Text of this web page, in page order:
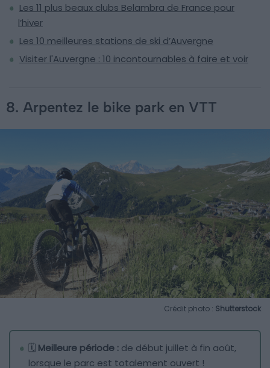
Les 11 plus beaux clubs Belambra de France pour
l’hiver
Les 10 meilleures stations de ski d’Auvergne
Visiter l'Auvergne : 10 incontournables à faire et voir
8. Arpentez le bike park en VTT
Crédit photo : Shutterstock
🗓️ Meilleure période : de début juillet à fin août,
lorsque le parc est totalement ouvert !